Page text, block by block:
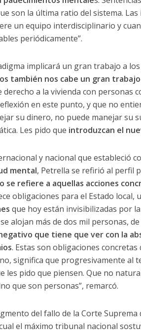
son la última ratio del sistema.
un equipo interdisciplinario y
periódicamente”.
implicará un gran trabajo a
también nos cabe un gran trabajo
a la vivienda con personas
en este punto, y que no
su dinero, no puede manejar su
Les pido que introduzcan el
y nacional que estableció
mental, Petrella se refirió al perfil
se refiere a aquellas acciones
obligaciones para el Estado local,
que hoy están invisibilizadas por
alojan más de dos mil personas,
que tiene que ver con la
. Estas son obligaciones
significa que progresivamente al
pido que piensen. Que no
que son personas”, remarcó.
del fallo de la Corte Suprema
el máximo tribunal nacional